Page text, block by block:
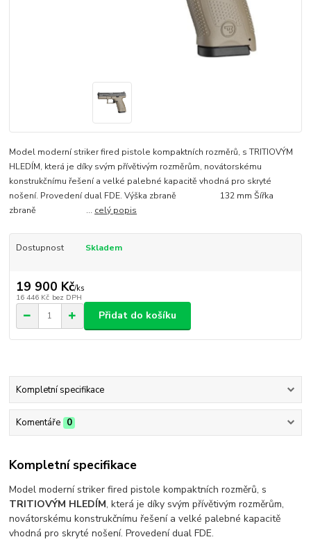
Model moderní striker fired pistole kompaktních rozměrů, s TRITIOVÝM
HLEDÍM, která je díky svým přívětivým rozměrům, novátorskému
konstrukčnímu řešení a velké palebné kapacitě vhodná pro skryté
nošení. Provedení dual FDE. Výška zbraně 132 mm Šířka
zbraně ... celý popis
Dostupnost Skladem
19 900 Kč/ks
16 446 Kč bez DPH
Přidat do košíku
Kompletní specifikace
Komentáře 0
Kompletní specifikace
Model moderní striker fired pistole kompaktních rozměrů, s
TRITIOVÝM HLEDÍM, která je díky svým přívětivým rozměrům,
novátorskému konstrukčnímu řešení a velké palebné kapacitě
vhodná pro skryté nošení. Provedení dual FDE.